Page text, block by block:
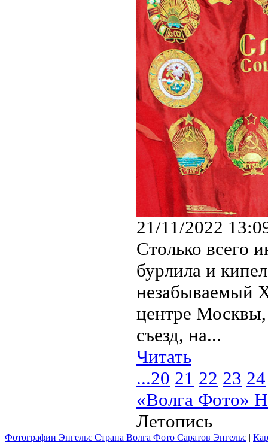
21/11/2022
Столько всего
бурлила и
незабываемый
центре Москвы,
съезд, на...
Читать
...20 21 22 23 24
«Волга Фото»
Летопись
Фотографии Энгельс Страна Волга Фото Саратов Энгельс |